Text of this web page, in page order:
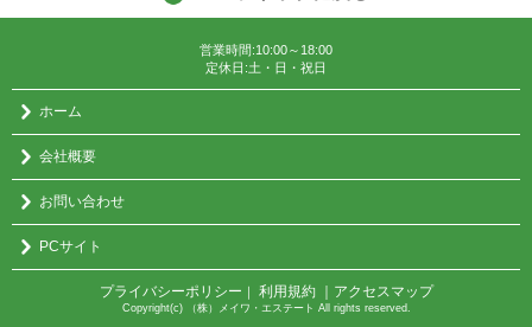
営業時間:10:00～18:00
定休日:土・日・祝日
ホーム
会社概要
お問い合わせ
PCサイト
プライバシーポリシー ｜ 利用規約 ｜アクセスマップ
Copyright(c) （株）メイワ・エステート All rights reserved.